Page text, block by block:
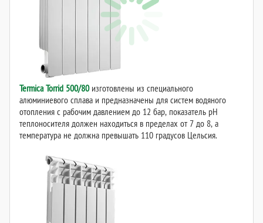
Termica Torrid 500/80изготовлены из специального
алюминиевого сплава и предназначены для систем водяного
отопления с рабочим давлением до 12 бар, показатель рН
теплоносителя должен находиться в пределах от 7 до 8, а
температура не должна превышать 110 градусов Цельсия.